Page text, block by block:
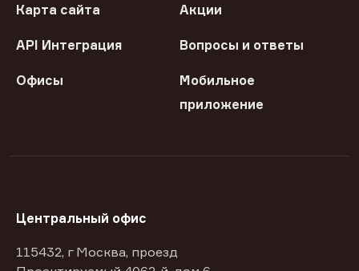
Карта сайта Акции
API Интеграция Вопросы и ответы
Офисы
Мобильное
приложение
Центральный офис
115432, г Москва, проезд